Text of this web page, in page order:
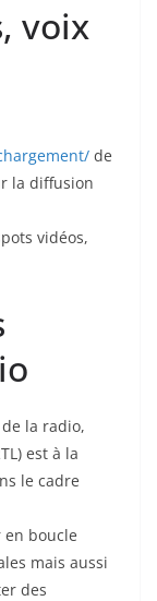
voix
de
la diffusion
vidéos,
la radio,
est à la
le cadre
boucle
mais aussi
des